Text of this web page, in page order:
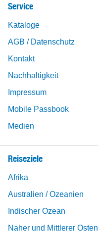
Service
Kataloge
AGB / Datenschutz
Kontakt
Nachhaltigkeit
Impressum
Mobile Passbook
Medien
Reiseziele
Afrika
Australien / Ozeanien
Indischer Ozean
Naher und Mittlerer Osten